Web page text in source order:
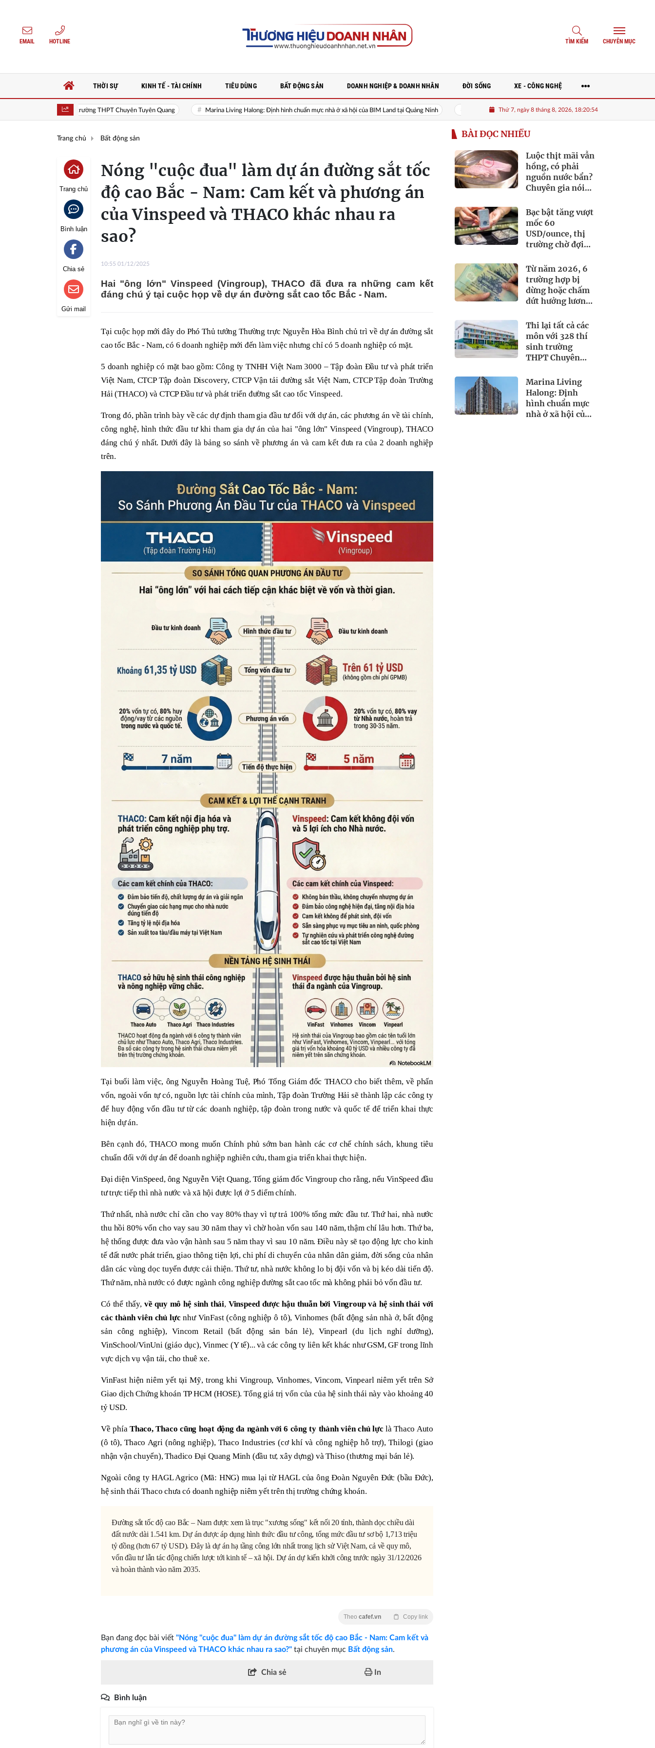
EMAIL HOTLINE TÌM KIẾM CHUYÊN MỤC
THỜI SỰ KINH TẾ - TÀI CHÍNH TIÊU DÙNG BẤT ĐỘNG SẢN DOANH NGHIỆP & DOANH NHÂN ĐỜI SỐNG XE - CÔNG NGHỆ
thí sinh trường THPT Chuyên Tuyên Quang Marina Living Halong: Định hình chuẩn mực nhà ở xã hội của BIM Land tại Quảng Ninh Tập đoàn Đèo Cả nhận chuyển nhượng 25 triệu cổ phiếu HHV
Thứ 7, ngày 8 tháng 8, 2026, 18:20:56
Trang chủ Bất động sản
Trang chủ
Bình luận
Chia sẻ
Gửi mail
Nóng "cuộc đua" làm dự án đường sắt tốc
độ cao Bắc - Nam: Cam kết và phương án
của Vinspeed và THACO khác nhau ra
sao?
10:55 01/12/2025
Hai "ông lớn" Vinspeed (Vingroup), THACO đã đưa ra những cam kết
đáng chú ý tại cuộc họp về dự án đường sắt cao tốc Bắc - Nam.
Tại cuộc họp mới đây do Phó Thủ tướng Thường trực Nguyễn Hòa Bình chủ trì về dự án đường sắt
cao tốc Bắc - Nam, có 6 doanh nghiệp mới đến làm việc nhưng chỉ có 5 doanh nghiệp có mặt.
5 doanh nghiệp có mặt bao gồm: Công ty TNHH Việt Nam 3000 – Tập đoàn Đầu tư và phát triển
Việt Nam, CTCP Tập đoàn Discovery, CTCP Vận tải đường sắt Việt Nam, CTCP Tập đoàn Trường
Hải (THACO) và CTCP Đầu tư và phát triển đường sắt cao tốc Vinspeed.
Trong đó, phần trình bày về các dự định tham gia đầu tư đối với dự án, các phương án về tài chính,
công nghệ, hình thức đầu tư khi tham gia dự án của hai "ông lớn" Vinspeed (Vingroup), THACO
đáng chú ý nhất. Dưới đây là bảng so sánh về phương án và cam kết đưa ra của 2 doanh nghiệp
trên.
Tại buổi làm việc, ông Nguyễn Hoàng Tuệ, Phó Tổng Giám đốc THACO cho biết thêm, về phấn
vốn, ngoài vốn tự có, nguồn lực tài chính của mình, Tập đoàn Trường Hải sẽ thành lập các công ty
để huy động vốn đầu tư từ các doanh nghiệp, tập đoàn trong nước và quốc tế để triển khai thực
hiện dự án.
Bên cạnh đó, THACO mong muốn Chính phủ sớm ban hành các cơ chế chính sách, khung tiêu
chuẩn đối với dự án để doanh nghiệp nghiên cứu, tham gia triển khai thực hiện.
Đại diện VinSpeed, ông Nguyễn Việt Quang, Tổng giám đốc Vingroup cho rằng, nếu VinSpeed đầu
tư trực tiếp thì nhà nước và xã hội được lợi ở 5 điểm chính.
Thứ nhất, nhà nước chỉ cần cho vay 80% thay vì tự trả 100% tổng mức đầu tư. Thứ hai, nhà nước
thu hồi 80% vốn cho vay sau 30 năm thay vì chờ hoàn vốn sau 140 năm, thậm chí lâu hơn. Thứ ba,
hệ thống được đưa vào vận hành sau 5 năm thay vì sau 10 năm. Điều này sẽ tạo động lực cho kinh
tế đất nước phát triển, giao thông tiện lợi, chi phí di chuyển của nhân dân giảm, đời sống của nhân
dân các vùng dọc tuyến được cải thiện. Thứ tư, nhà nước không lo bị đội vốn và bị kéo dài tiến độ.
Thứ năm, nhà nước có được ngành công nghiệp đường sắt cao tốc mà không phải bỏ vốn đầu tư.
Có thể thấy, về quy mô hệ sinh thái, Vinspeed được hậu thuẫn bởi Vingroup và hệ sinh thái với
các thành viên chủ lực như VinFast (công nghiệp ô tô), Vinhomes (bất động sản nhà ở, bất động
sản công nghiệp), Vincom Retail (bất động sản bán lẻ), Vinpearl (du lịch nghỉ dưỡng),
VinSchool/VinUni (giáo dục), Vinmec (Y tế)... và các công ty liên kết khác như GSM, GF trong lĩnh
vực dịch vụ vận tải, cho thuê xe.
VinFast hiện niêm yết tại Mỹ, trong khi Vingroup, Vinhomes, Vincom, Vinpearl niêm yết trên Sở
Giao dịch Chứng khoán TP HCM (HOSE). Tổng giá trị vốn của của hệ sinh thái này vào khoảng 40
tỷ USD.
Về phía Thaco, Thaco cũng hoạt động đa ngành với 6 công ty thành viên chủ lực là Thaco Auto
(ô tô), Thaco Agri (nông nghiệp), Thaco Industries (cơ khí và công nghiệp hỗ trợ), Thilogi (giao
nhận vận chuyển), Thadico Đại Quang Minh (đầu tư, xây dựng) và Thiso (thương mại bán lẻ).
Ngoài công ty HAGL Agrico (Mã: HNG) mua lại từ HAGL của ông Đoàn Nguyên Đức (bầu Đức),
hệ sinh thái Thaco chưa có doanh nghiệp niêm yết trên thị trường chứng khoán.
Đường sắt tốc độ cao Bắc – Nam được xem là trục "xương sống" kết nối 20 tỉnh, thành dọc chiều dài
đất nước dài 1.541 km. Dự án được áp dụng hình thức đầu tư công, tổng mức đầu tư sơ bộ 1,713 triệu
tỷ đồng (hơn 67 tỷ USD). Đây là dự án hạ tầng công lớn nhất trong lịch sử Việt Nam, cả về quy mô,
vốn đầu tư lẫn tác động chiến lược tới kinh tế – xã hội. Dự án dự kiến khởi công trước ngày 31/12/2026
và hoàn thành vào năm 2035.
Theo cafef.vn Copy link
Bạn đang đọc bài viết "Nóng "cuộc đua" làm dự án đường sắt tốc độ cao Bắc - Nam: Cam kết và
phương án của Vinspeed và THACO khác nhau ra sao?" tại chuyên mục Bất động sản.
Chia sẻ In
Bình luận
BÀI ĐỌC NHIỀU
Luộc thịt mãi vẫn
hồng, có phải
nguồn nước bẩn?
Chuyên gia nói
Bạc bật tăng vượt
mốc 60
USD/ounce, thị
trường chờ đợi
Từ năm 2026, 6
trường hợp bị
dừng hoặc chấm
dứt hưởng lương
cần biết
Thi lại tất cả các
môn với 328 thí
sinh trường
THPT Chuyên
Marina Living
Halong: Định
hình chuẩn mực
nhà ở xã hội của